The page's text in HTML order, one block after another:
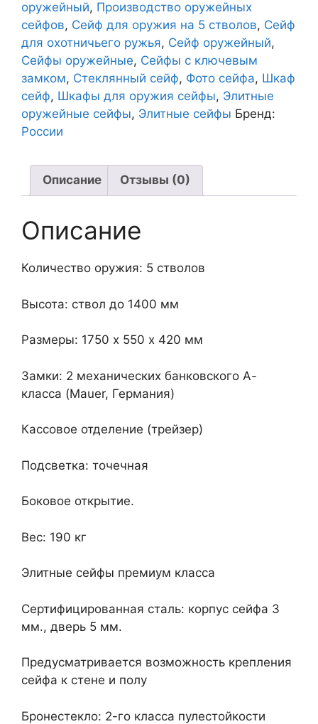
оружейный, Производство оружейных
сейфов, Сейф для оружия на 5 стволов, Сейф
для охотничьего ружья, Сейф оружейный,
Сейфы оружейные, Сейфы с ключевым
замком, Стеклянный сейф, Фото сейфа, Шкаф
сейф, Шкафы для оружия сейфы, Элитные
оружейные сейфы, Элитные сейфы Бренд:
России
Описание Отзывы (0)
Описание
Количество оружия: 5 стволов
Высота: ствол до 1400 мм
Размеры: 1750 х 550 х 420 мм
Замки: 2 механических банковского А-
класса (Mauer, Германия)
Кассовое отделение (трейзер)
Подсветка: точечная
Боковое открытие.
Вес: 190 кг
Элитные сейфы премиум класса
Сертифицированная сталь: корпус сейфа 3
мм., дверь 5 мм.
Предусматривается возможность крепления
сейфа к стене и полу
Бронестекло: 2-го класса пулестойкости